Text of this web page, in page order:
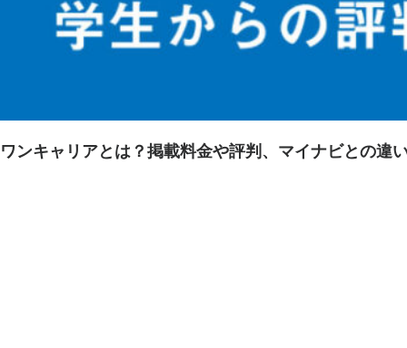
ワンキャリアとは？掲載料金や評判、マイナビとの違